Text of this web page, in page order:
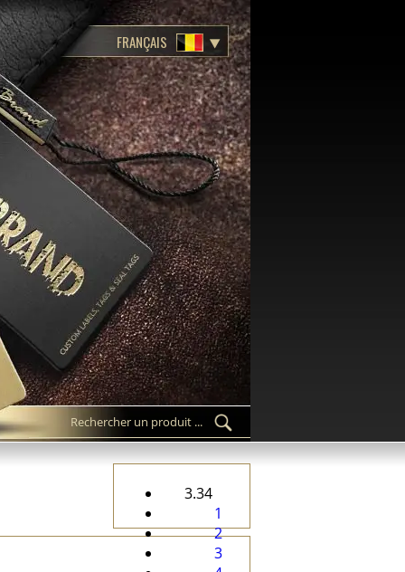
FRANÇAIS
3.34
1
2
3